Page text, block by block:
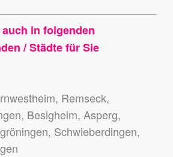
in folgenden
/ Städte für Sie
Remseck,
Besigheim, Asperg,
Schwieberdingen,